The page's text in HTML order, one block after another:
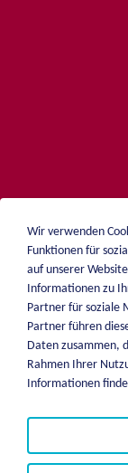
weiblen.
+49 (0)7551 1607
Versand
Zahlungsarten
Wir verwenden
Funktionen für
auf unserer
Informationen zu
Partner für soziale
Partner führen
Daten zusammen,
Rahmen Ihrer
Informationen